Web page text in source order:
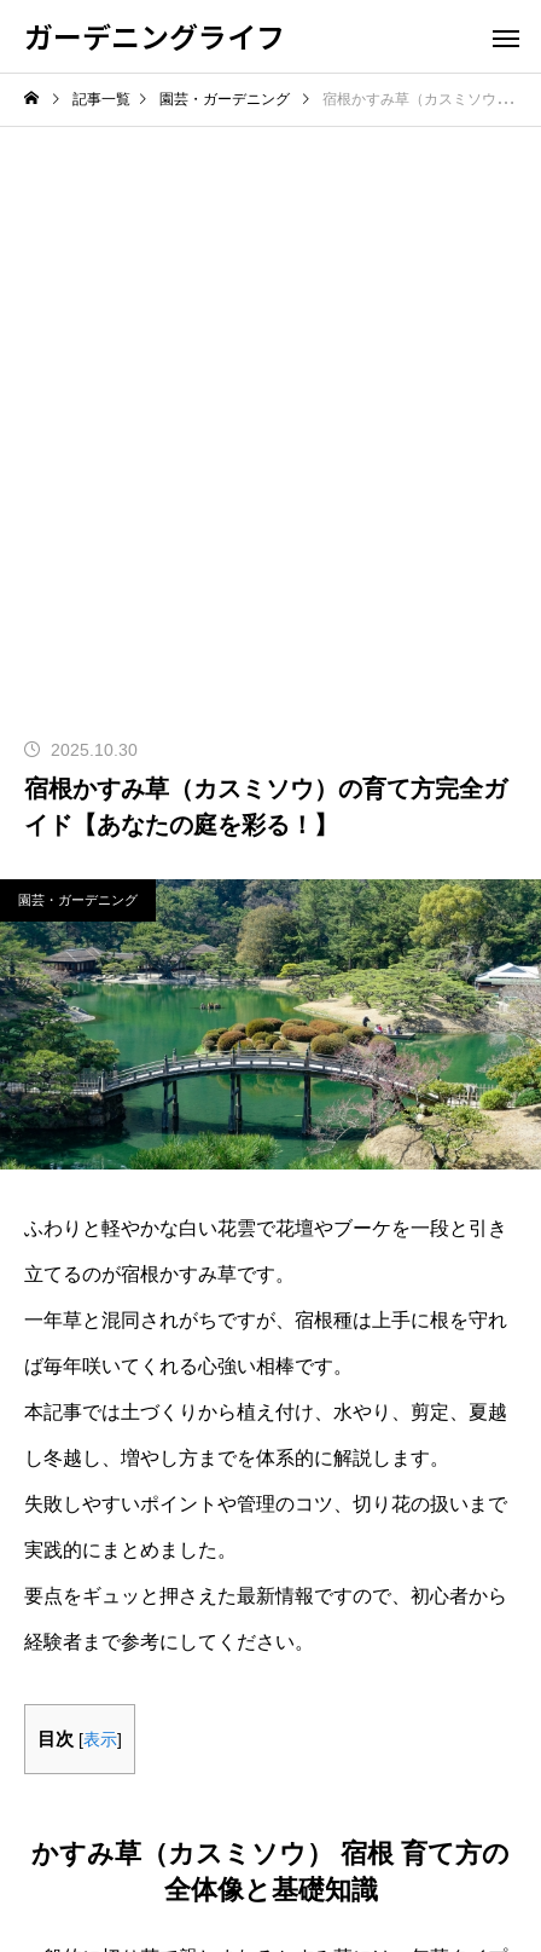
ガーデニングライフ
記事一覧 園芸・ガーデニング 宿根かすみ草（カスミソウ）の育て方完全ガイド【あなたの庭を彩る！】
2025.10.30
宿根かすみ草（カスミソウ）の育て方完全ガ
イド【あなたの庭を彩る！】
園芸・ガーデニング
ふわりと軽やかな白い花雲で花壇やブーケを一段と引き
立てるのが宿根かすみ草です。
一年草と混同されがちですが、宿根種は上手に根を守れ
ば毎年咲いてくれる心強い相棒です。
本記事では土づくりから植え付け、水やり、剪定、夏越
し冬越し、増やし方までを体系的に解説します。
失敗しやすいポイントや管理のコツ、切り花の扱いまで
実践的にまとめました。
要点をギュッと押さえた最新情報ですので、初心者から
経験者まで参考にしてください。
目次 [表示]
かすみ草（カスミソウ） 宿根 育て方の
全体像と基礎知識